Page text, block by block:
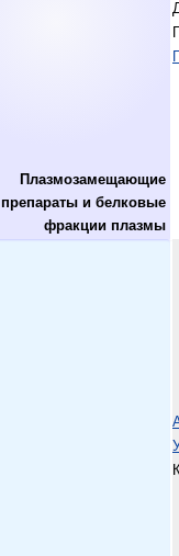
Плазмозамещающие
препараты и белковые
фракции плазмы